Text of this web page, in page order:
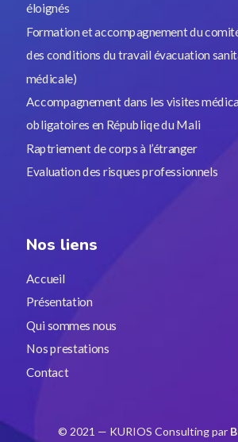
éloignés
Formation et accompagnement du
des conditions du travail évacuation
médicale)
Accompagnement dans les visites
obligatoires en Républiqe du Mali
Raptriement de corps à l’étranger
Evaluation des risques professionnels
Nos liens
Accueil
Présentation
Qui sommes nous
Nos prestations
Contact
© 2021 — KURIOS Consulting par